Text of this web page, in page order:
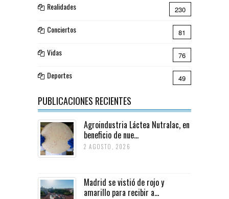
Realidades 230
Conciertos 81
Vidas 76
Deportes 49
PUBLICACIONES RECIENTES
Agroindustria Láctea Nutralac, en
beneficio de nue...
2 AGOSTO, 2026
Madrid se vistió de rojo y
amarillo para recibir a...